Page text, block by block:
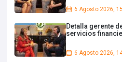
6 Agosto 2026,
Detalla gerente
servicios
6 Agosto 2026,